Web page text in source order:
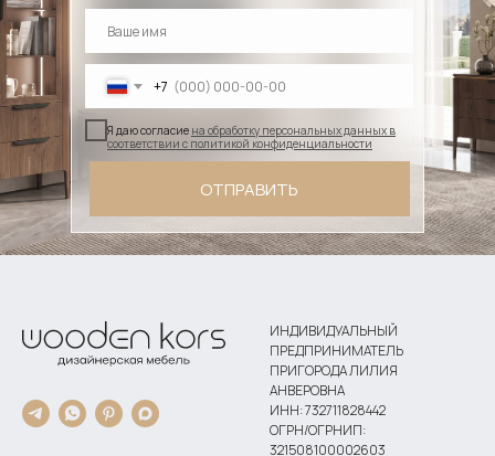
+7
Я даю согласие на обработку персональных данных в
соответствии с политикой конфиденциальности
ОТПРАВИТЬ
ИНДИВИДУАЛЬНЫЙ
ПРЕДПРИНИМАТЕЛЬ
ПРИГОРОДА ЛИЛИЯ
АНВЕРОВНА
ИНН: 732711828442
ОГРН/ОГРНИП:
321508100002603